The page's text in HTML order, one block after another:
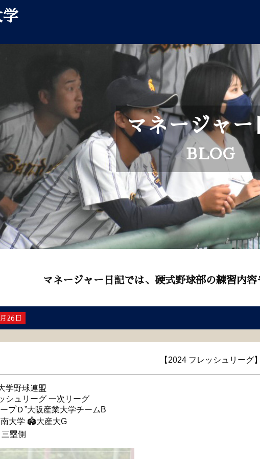
マネージャー
BLOG
マネージャー日記では、硬式野球部の練習内容
26日
【2024 フレッシュリーグ】
学野球連盟
シュリーグ 一次リーグ
プＤ”大阪産業大学チームB
大学 🏟大産大G
塁側